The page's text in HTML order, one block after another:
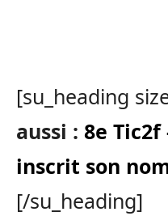
[su_heading
aussi : 8e Tic2f
inscrit son
[/su_heading]